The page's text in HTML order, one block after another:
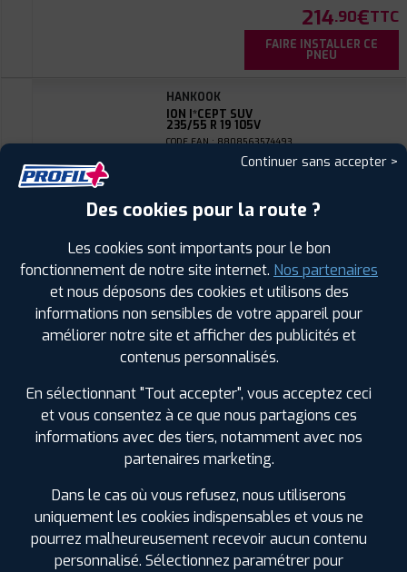
214.90€TTC
FAIRE INSTALLER CE
PNEU
HANKOOK
ION I*CEPT SUV
235/55 R 19 105V
CODE EAN : 8808563574493
ⓘ C B A 69
Prix unitaire
FAIRE INSTALLER CE
PNEU
HANKOOK
ION I*CEPT SUV
CODE EAN : 8808563602721
Hiver
Continuer sans accepter >
Des cookies pour la route ?
Les cookies sont importants pour le bon
fonctionnement de notre site internet. Nos partenaires
et nous déposons des cookies et utilisons des
informations non sensibles de votre appareil pour
améliorer notre site et afficher des publicités et
contenus personnalisés.
En sélectionnant "Tout accepter", vous acceptez ceci
et vous consentez à ce que nous partagions ces
informations avec des tiers, notamment avec nos
partenaires marketing.
Dans le cas où vous refusez, nous utiliserons
uniquement les cookies indispensables et vous ne
pourrez malheureusement recevoir aucun contenu
personnalisé. Sélectionnez paramétrer pour